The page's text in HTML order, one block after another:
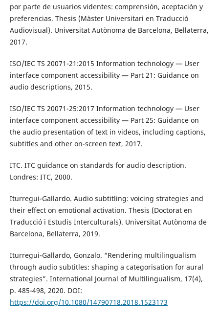
por parte de usuarios videntes: comprensión, aceptación y
preferencias. Thesis (Màster Universitari en Traducció
Audiovisual). Universitat Autònoma de Barcelona, Bellaterra,
2017.
ISO/IEC TS 20071-21:2015 Information technology — User
interface component accessibility — Part 21: Guidance on
audio descriptions, 2015.
ISO/IEC TS 20071-25:2017 Information technology — User
interface component accessibility — Part 25: Guidance on
the audio presentation of text in videos, including captions,
subtitles and other on-screen text, 2017.
ITC. ITC guidance on standards for audio description.
Londres: ITC, 2000.
Iturregui-Gallardo. Audio subtitling: voicing strategies and
their effect on emotional activation. Thesis (Doctorat en
Traducció i Estudis Interculturals). Universitat Autònoma de
Barcelona, Bellaterra, 2019.
Iturregui-Gallardo, Gonzalo. “Rendering multilingualism
through audio subtitles: shaping a categorisation for aural
strategies”. International Journal of Multilingualism, 17(4),
p. 485-498, 2020. DOI:
https://doi.org/10.1080/14790718.2018.1523173